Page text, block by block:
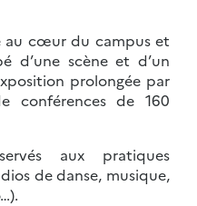
cœur du campus et
d’une scène et d’un
prolongée par
conférences de 160
aux pratiques
de danse, musique,